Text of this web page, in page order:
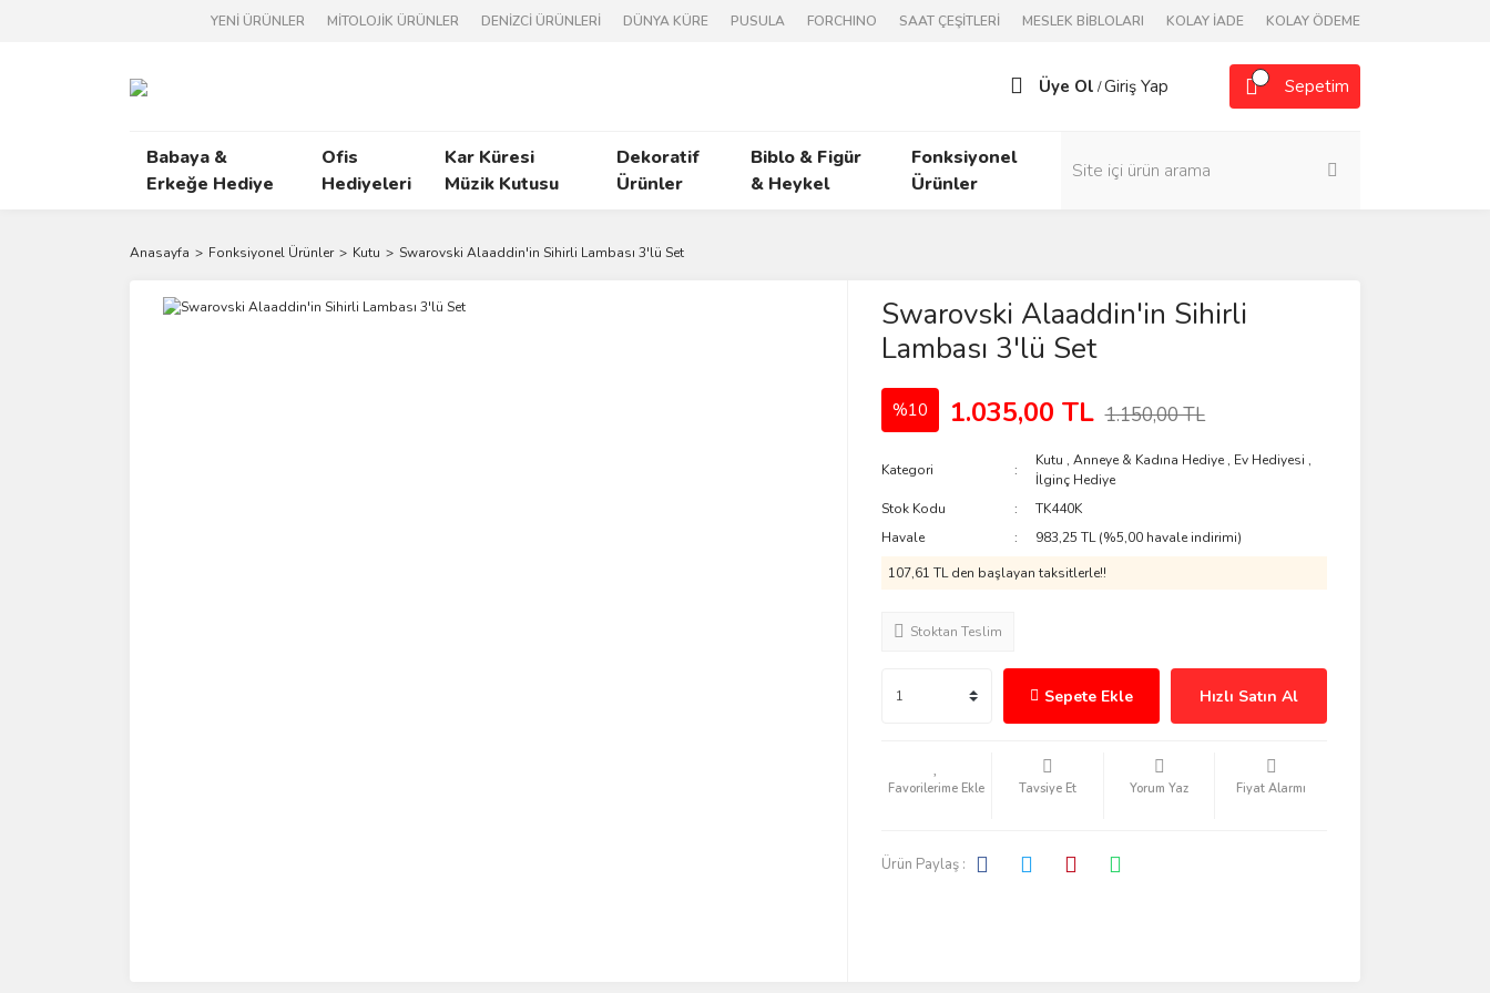
YENİ ÜRÜNLER MİTOLOJİK ÜRÜNLER DENİZCİ ÜRÜNLERİ DÜNYA KÜRE PUSULA FORCHINO SAAT ÇEŞİTLERİ MESLEK BİBLOLARI KOLAY İADE KOLAY ÖDEME
Üye Ol /Giriş Yap Sepetim
Babaya &
Erkeğe Hediye
Ofis
Hediyeleri
Kar Küresi
Müzik Kutusu
Dekoratif
Ürünler
Biblo & Figür
& Heykel
Fonksiyonel
Ürünler
Anasayfa Fonksiyonel Ürünler Kutu Swarovski Alaaddin'in Sihirli Lambası 3'lü Set
Swarovski Alaaddin'in Sihirli
Lambası 3'lü Set
%10 1.035,00 TL 1.150,00 TL
Kategori
Kutu ,Anneye & Kadına Hediye , Ev Hediyesi ,
İlginç Hediye
Stok Kodu
TK440K
Havale
983,25 TL (%5,00 havale indirimi)
107,61 TL den başlayan taksitlerle!!
Stoktan Teslim
Sepete Ekle Hızlı Satın Al
Tavsiye Et Yorum Yaz Fiyat Alarmı
Ürün Paylaş :